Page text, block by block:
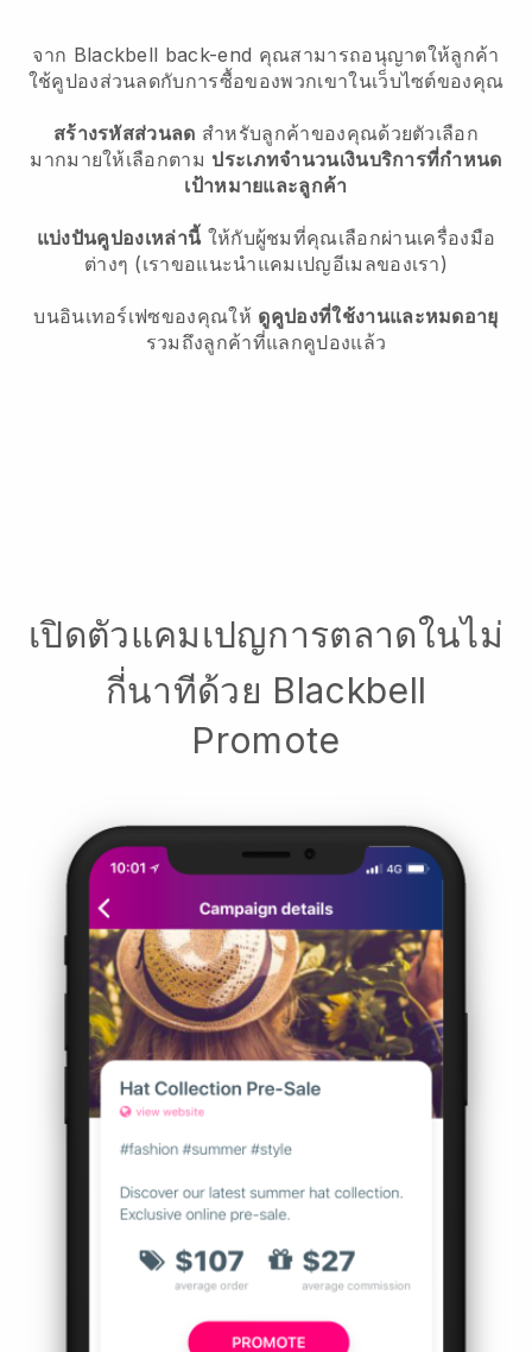
จาก Blackbell back-end คุณสามารถอนุญาตให้ลูกค้า
ใช้คูปองส่วนลดกับการซื้อของพวกเขาในเว็บไซต์ของคุณ
สร้างรหัสส่วนลด สำหรับลูกค้าของคุณด้วยตัวเลือก
มากมายให้เลือกตาม ประเภทจำนวนเงินบริการที่กำหนด
เป้าหมายและลูกค้า
แบ่งปันคูปองเหล่านี้ให้กับผู้ชมที่คุณเลือกผ่านเครื่องมือ
ต่างๆ (เราขอแนะนำแคมเปญอีเมลของเรา)
บนอินเทอร์เฟซของคุณให้ ดูคูปองที่ใช้งานและหมดอายุ
รวมถึงลูกค้าที่แลกคูปองแล้ว
เปิดตัวแคมเปญการตลาดในไม่
กี่นาทีด้วย Blackbell
Promote